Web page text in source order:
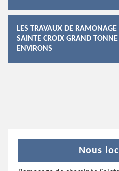
LES TRAVAUX DE
SAINTE CROIX GRAND
ENVIRONS
Nous